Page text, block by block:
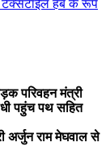
टेक्सटाईल हब के रूप
परिवहन मंत्री
पहुंच पथ सहित
अर्जुन राम मेघवाल से